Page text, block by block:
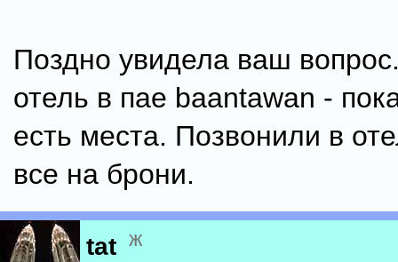
Поздно увидела ваш
отель в пае baantawan -
есть места. Позвонили в
все на брони.
tat ж